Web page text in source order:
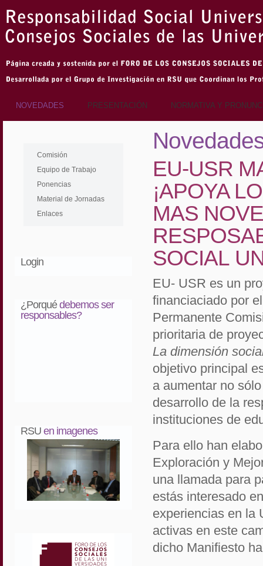
NOVEDADES PRESENTACIÓN NORMATIVA Y
Comisión
de Seguimiento
Equipo de Trabajo
Ponencias
Material de Jornadas
Enlaces
de interés
observatorios RS
blogs RSU
Login
¿Porquédebemos ser
responsables?
RSU en imagenes
EU-USR
¡APOYA
MAS
SOCIAL
EU- USR es un
financiaciado por
Permanente
prioritaria de
La dimensión
objetivo principal
a aumentar no
desarrollo de la
instituciones de
Para ello han
Exploración y
una llamada para
estás interesado
experiencias en la
activas en este
dicho Manifiesto